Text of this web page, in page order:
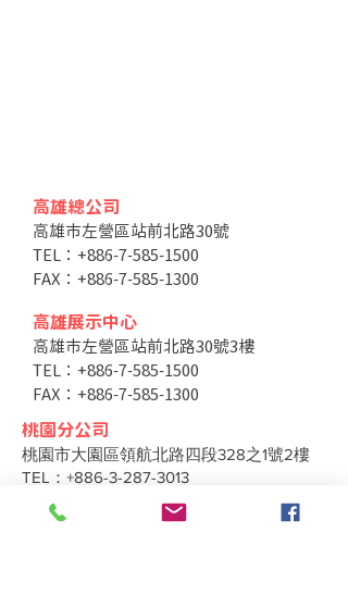
高雄總公司
高雄市左營區站前北路30號
TEL：+886-7-585-1500
FAX：+886-7-585-1300
高雄展示中心
高雄市左營區站前北路30號3樓
TEL：+886-7-585-1500
FAX：+886-7-585-1300
桃園分公司
桃園市大園區領航北路四段328之1號2樓
TEL：+886-3-287-3013
FAX：+886-3-287-3703